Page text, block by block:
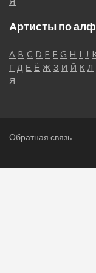
Артисты по
A B C D E F G H I J
Г Д Е Ё Ж З И Й К Л
Я
Обратная связь